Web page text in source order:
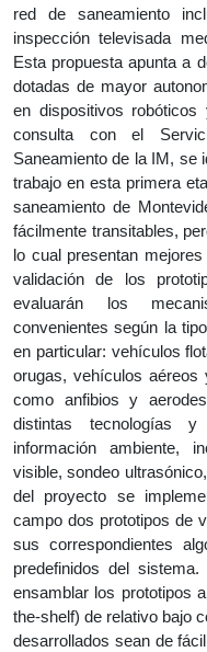
red de saneamiento
inspección televisada
Esta propuesta apunta a
dotadas de mayor
en dispositivos
consulta con el
Saneamiento de la IM, se
trabajo en esta primera
saneamiento de
fácilmente transitables,
lo cual presentan
validación de los
evaluarán los
convenientes según la
en particular: vehículos
orugas, vehículos aéreos
como anfibios y
distintas tecnologías
información ambiente,
visible, sondeo
del proyecto se
campo dos prototipos de
sus correspondientes
predefinidos del
ensamblar los prototipos
the-shelf) de relativo bajo
desarrollados sean de